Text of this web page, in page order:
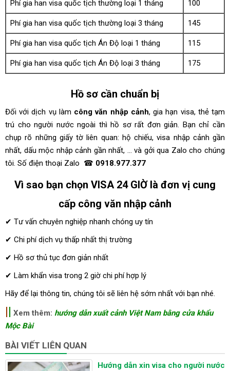
Phí gia han visa quốc tịch thường loại 1 tháng 100
Phí gia han visa quốc tịch thường loại 3 tháng 145
Phí gia han visa quốc tịch Án Độ loại 1 tháng 115
Phí gia han visa quốc tịch Án Độ loại 3 tháng 175
Hồ sơ cần chuẩn bị
Đối với dịch vụ làm công văn nhập cảnh, gia hạn visa, thẻ tạm
trú cho người nước ngoài thì hồ sơ rất đơn giản. Bạn chỉ cần
chụp rõ những giấy tờ liên quan: hộ chiếu, visa nhập cảnh gần
nhất, dấu mộc nhập cảnh gần nhất, … và gởi qua Zalo cho chúng
tôi. Số điện thoại Zalo ☎ 0918.977.377
Vì sao bạn chọn VISA 24 GIỜ là đơn vị cung
cấp công văn nhập cảnh
✔ Tư vấn chuyên nghiệp nhanh chóng uy tín
✔ Chi phí dịch vụ thấp nhất thị trường
✔ Hồ sơ thủ tục đơn giản nhất
✔ Làm khẩn visa trong 2 giờ chi phí hợp lý
Hãy để lại thông tin, chúng tôi sẽ liên hệ sớm nhất với bạn nhé.
|| Xem thêm: hướng dẫn xuất cảnh Việt Nam bằng cửa khẩu
Mộc Bài
BÀI VIẾT LIÊN QUAN
Hướng dẫn xin visa cho người nước